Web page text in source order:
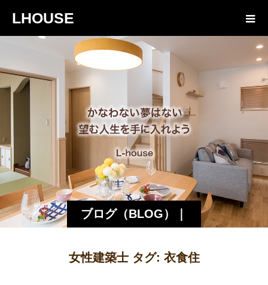
LHOUSE
ブログ（BLOG）｜
エルハウス
女性建築士 タグ: 衣食住